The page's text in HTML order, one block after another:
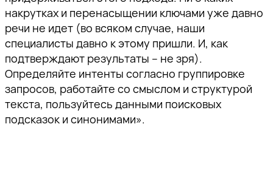
накрутках и перенасыщении ключами уже давно
речи не идет (во всяком случае, наши
специалисты давно к этому пришли. И, как
подтверждают результаты – не зря).
Определяйте интенты согласно группировке
запросов, работайте со смыслом и структурой
текста, пользуйтесь данными поисковых
подсказок и синонимами».